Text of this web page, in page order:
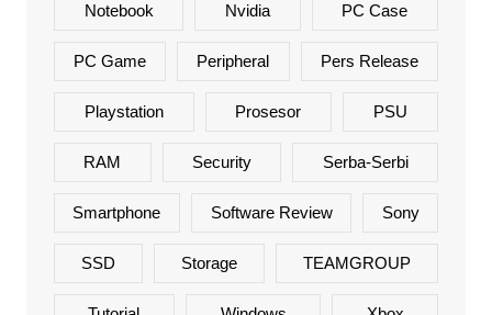
Notebook Nvidia PC Case
PC Game Peripheral Pers Release
Playstation Prosesor PSU
RAM Security Serba-Serbi
Smartphone Software Review Sony
SSD Storage TEAMGROUP